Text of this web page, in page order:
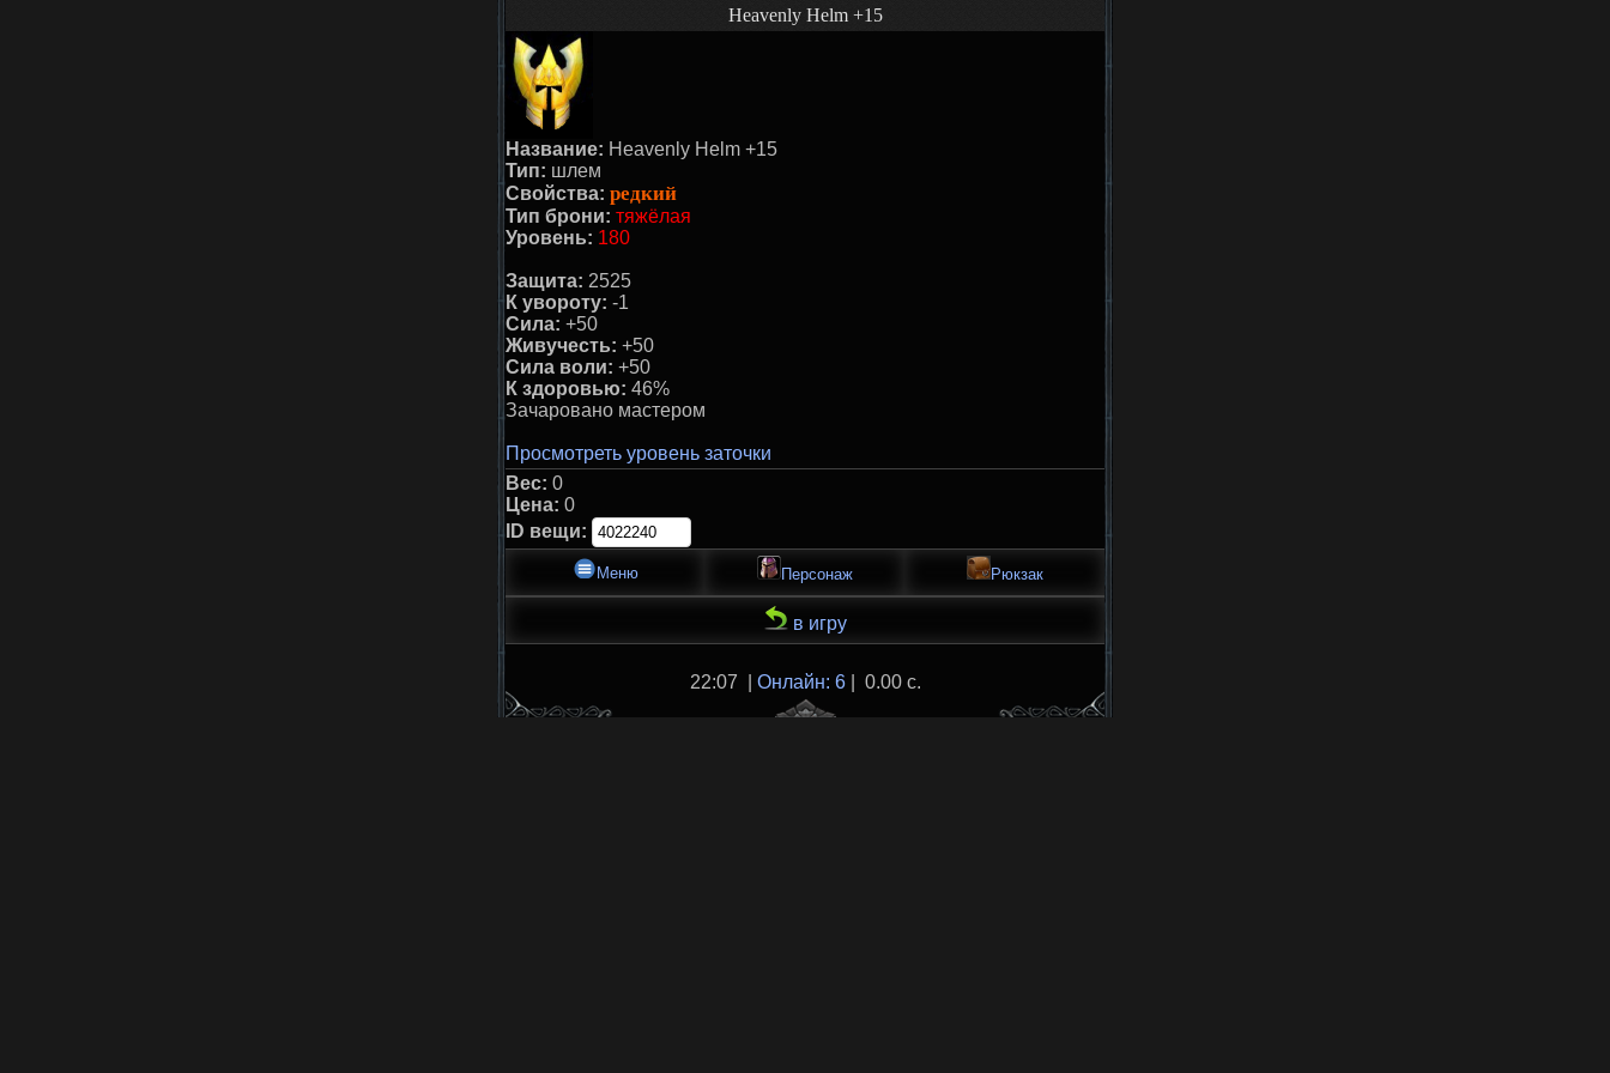
Heavenly Helm +15
Название: Heavenly Helm +15
Тип: шлем
Свойства: редкий
Тип брони: тяжёлая
Уровень: 180
Защита: 2525
К увороту: -1
Сила: +50
Живучесть: +50
Сила воли: +50
К здоровью: 46%
Зачаровано маcтером
Просмотреть уровень заточки
Вес: 0
Цена: 0
ID вещи:
Меню Персонаж Рюкзак
в игру
22:07 | Онлайн: 6| 0.00 с.